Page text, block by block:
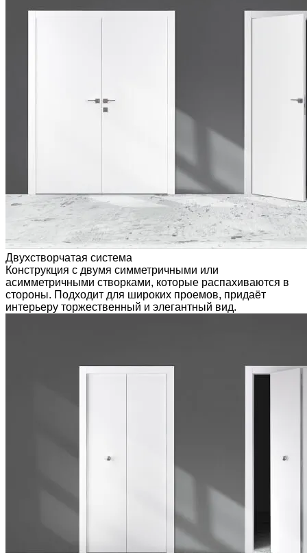
Двухстворчатая система
Конструкция с двумя симметричными или
асимметричными створками, которые распахиваются в
стороны. Подходит для широких проемов, придаёт
интерьеру торжественный и элегантный вид.